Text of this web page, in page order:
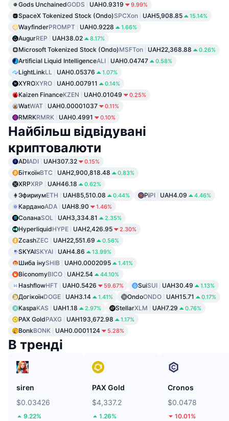
Gods UnchainedGODS UAH0.9319 9.99%
SpaceX Tokenized Stock (Ondo)SPCXon UAH5,908.85 15.14%
WayfinderPROMPT UAH0.9228 1.66%
AugurREP UAH38.02 8.17%
Microsoft Tokenized Stock (Ondo)MSFTon UAH22,368.88 0.26%
Artificial Liquid IntelligenceALI UAH0.04747 0.58%
LightLinkLL UAH0.05376 1.07%
XYROXYRO UAH0.007911 0.14%
Kaizen FinanceKZEN UAH0.01049 0.25%
WatWAT UAH0.00001037 0.11%
RMRKRMRK UAH0.4991 0.10%
Найбільш відвідувані
криптовалюти
ADIADI UAH307.32 0.15%
БіткоїнBTC UAH2,900,818.48 0.83%
XRPXRP UAH46.18 0.62%
ЭфириумETH UAH85,510.08 0.44% PiPI UAH4.09 4.46%
КарданоADA UAH8.90 1.46%
СоланаSOL UAH3,334.81 2.35%
HyperliquidHYPE UAH2,426.95 2.30%
ZcashZEC UAH22,551.69 0.56%
SKYAISKYAI UAH4.86 13.99%
Шиба інуSHIB UAH0.0002095 1.41%
BiconomyBICO UAH2.54 44.10%
HashflowHFT UAH0.5426 59.67% SuiSUI UAH30.49 1.13%
ДогікоїнDOGE UAH3.14 1.41% OndoONDO UAH15.71 0.17%
KaspaKAS UAH1.18 2.97% StellarXLM UAH7.29 0.76%
PAX GoldPAXG UAH193,672.98 1.17%
BonkBONK UAH0.0001124 5.28%
В тренді
siren
$0.03426
9.22%
PAX Gold
$4,337.2
1.26%
Cronos
$0.0478
10.01%